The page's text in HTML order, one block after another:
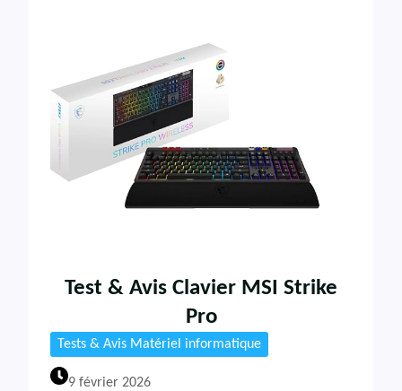
Test & Avis Clavier MSI Strike
Pro
Tests & Avis Matériel informatique
9 février 2026